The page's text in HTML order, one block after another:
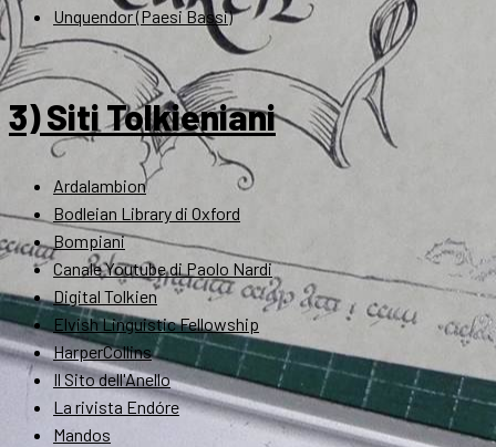
Unquendor (Paesi Bassi)
3) Siti Tolkieniani
Ardalambion
Bodleian Library di Oxford
Bompiani
Canale Youtube di Paolo Nardi
Digital Tolkien
Elvish Linguistic Fellowship
HarperCollins
Il Sito dell'Anello
La rivista Endóre
Mandos